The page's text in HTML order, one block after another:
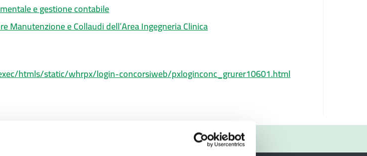
e gestione contabile
Manutenzione e Collaudi dell’Area Ingegneria Clinica
htmls/static/whrpx/login-concorsiweb/pxloginconc_grurer10601.html